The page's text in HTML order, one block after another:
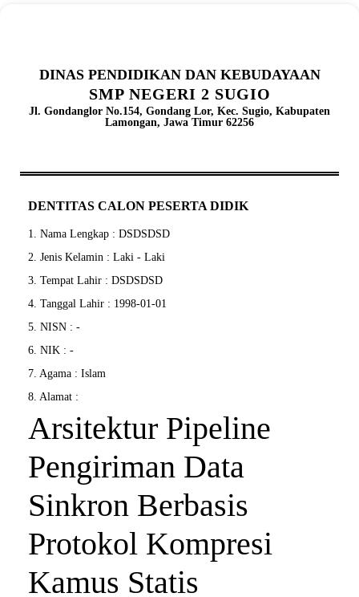
DINAS PENDIDIKAN DAN KEBUDAYAAN
SMP NEGERI 2 SUGIO
Jl. Gondanglor No.154, Gondang Lor, Kec. Sugio, Kabupaten
Lamongan, Jawa Timur 62256
DENTITAS CALON PESERTA DIDIK
1. Nama Lengkap : DSDSDSD
2. Jenis Kelamin : Laki - Laki
3. Tempat Lahir : DSDSDSD
4. Tanggal Lahir : 1998-01-01
5. NISN : -
6. NIK : -
7. Agama : Islam
8. Alamat :
Arsitektur Pipeline
Pengiriman Data
Sinkron Berbasis
Protokol Kompresi
Kamus Statis